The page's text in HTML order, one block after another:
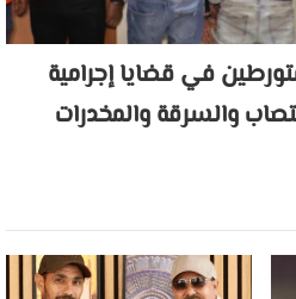
متورطين في قضايا إجرامية
والسرقة والمخدرات